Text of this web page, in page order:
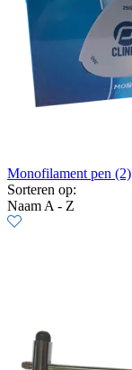
Monofilament pen (2)
Sorteren op:
Naam A - Z